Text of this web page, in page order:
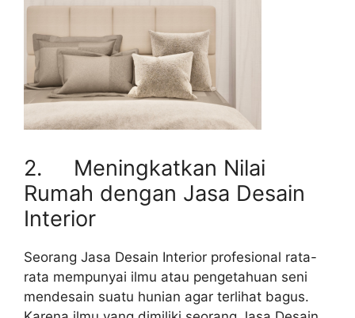
2. Meningkatkan Nilai
Rumah dengan Jasa Desain
Interior
Seorang Jasa Desain Interior profesional rata-
rata mempunyai ilmu atau pengetahuan seni
mendesain suatu hunian agar terlihat bagus.